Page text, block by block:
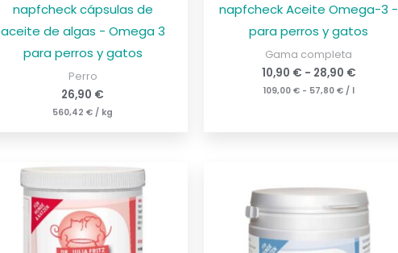
napfcheck cápsulas de
aceite de algas - Omega 3
para perros y gatos
Perro
26,90 €
560,42 € / kg
napfcheck Aceite Omega-3 -
para perros y gatos
Gama completa
10,90 € - 28,90 €
109,00 €- 57,80 €/ l